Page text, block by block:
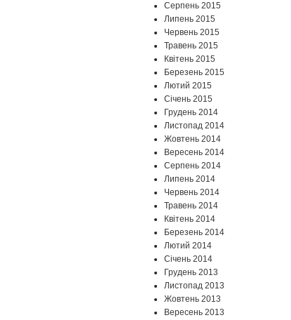
Серпень 2015
Липень 2015
Червень 2015
Травень 2015
Квітень 2015
Березень 2015
Лютий 2015
Січень 2015
Грудень 2014
Листопад 2014
Жовтень 2014
Вересень 2014
Серпень 2014
Липень 2014
Червень 2014
Травень 2014
Квітень 2014
Березень 2014
Лютий 2014
Січень 2014
Грудень 2013
Листопад 2013
Жовтень 2013
Вересень 2013